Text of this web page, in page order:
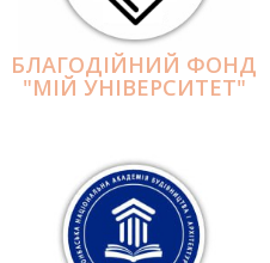
БЛАГОДІЙНИЙ ФОНД
"МІЙ УНІВЕРСИТЕТ"